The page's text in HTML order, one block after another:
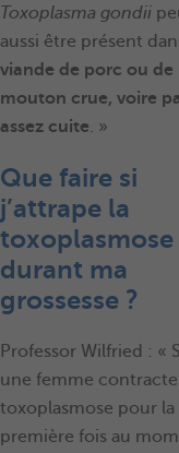
Toxoplasma gondii
aussi être présent
viande de porc ou de
mouton crue, voire
assez cuite. »
Que faire si
j’attrape la
toxoplasmose
durant ma
grossesse ?
Professor Wilfried : «
une femme contracte
toxoplasmose pour la
première fois au